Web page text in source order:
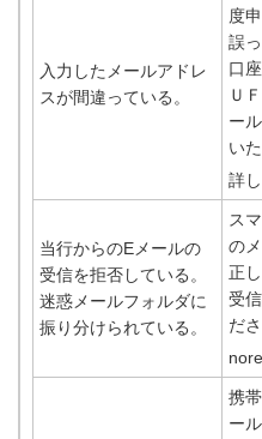
入力したメールアドレ
スが間違っている。
度
誤
口
Ｕ
ー
い
詳
当行からのEメールの
受信を拒否している。
迷惑メールフォルダに
振り分けられている。
ス
の
正
受
ださ
携
ー